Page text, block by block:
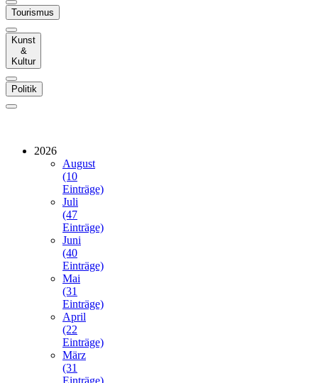
Tourismus
Kunst
&
Kultur
Politik
2026
August
(10
Einträge)
Juli
(47
Einträge)
Juni
(40
Einträge)
Mai
(31
Einträge)
April
(22
Einträge)
März
(31